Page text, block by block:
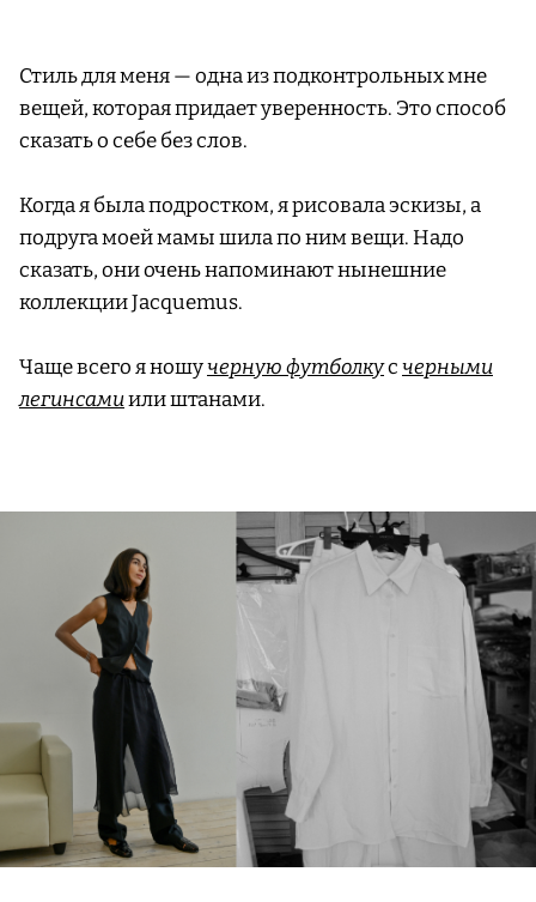
Стиль для меня — одна из подконтрольных мне
вещей, которая придает уверенность. Это способ
сказать о себе без слов.
Когда я была подростком, я рисовала эскизы, а
подруга моей мамы шила по ним вещи. Надо
сказать, они очень напоминают нынешние
коллекции Jacquemus.
Чаще всего я ношучерную футболкусчерными
легинсамиили штанами.